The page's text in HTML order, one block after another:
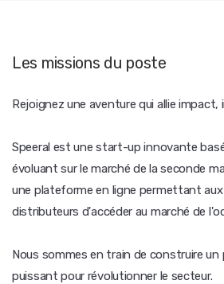
Les missions du poste
Rejoignez une aventure qui allie
Speeral est une start-up innovante
évoluant sur le marché de la seconde
une plateforme en ligne permettant
distributeurs d'accéder au marché de
Nous sommes en train de construire
puissant pour révolutionner le secteur.